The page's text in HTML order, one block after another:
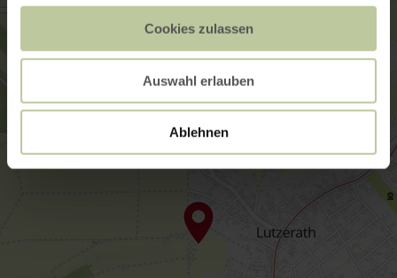
Cookies zulassen
Auswahl erlauben
Ablehnen